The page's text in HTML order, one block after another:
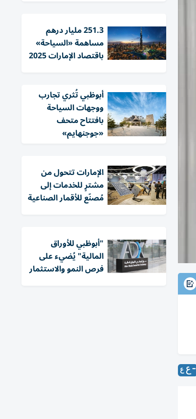
251.3 مليار درهم
مساهمة «السياحة»
باقتصاد الإمارات 2025
أبوظبي تُثري تجارب
ووجهات السياحة
بافتتاح متحف
«جوجنهايم»
الإمارات تتحول من
مشترٍ للخدمات إلى
مُصنّع للأقمار الصناعية
"أبوظبي للأوراق
المالية" يُضيء على
فرص النمو والاستثمار